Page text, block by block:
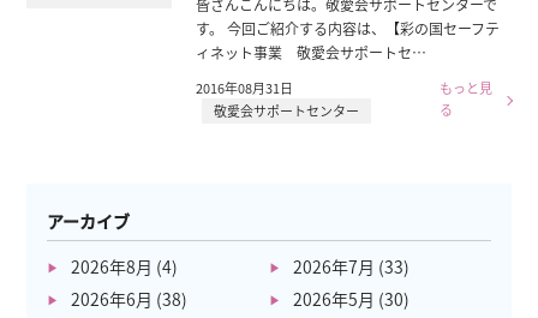
皆さんこんにちは。敬愛会サポートセンターで
す。 今回ご紹介する内容は、【彩の国セーフテ
ィネット事業 敬愛会サポートセ…
2016年08月31日
敬愛会サポートセンター
もっと見
る
アーカイブ
2026年8月 (4) 2026年7月 (33)
2026年6月 (38) 2026年5月 (30)